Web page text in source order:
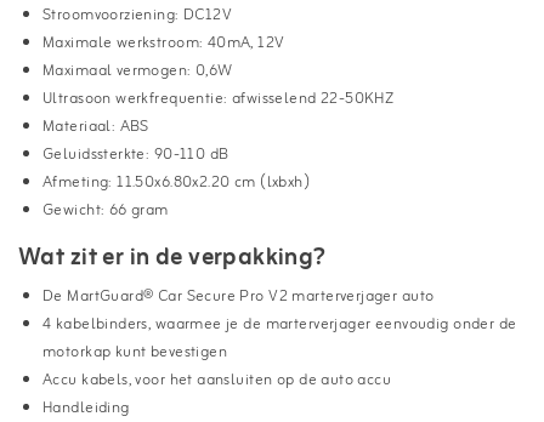
Stroomvoorziening: DC12V
Maximale werkstroom: 40mA, 12V
Maximaal vermogen: 0,6W
Ultrasoon werkfrequentie: afwisselend 22-50KHZ
Materiaal: ABS
Geluidssterkte: 90-110 dB
Afmeting: 11.50x6.80x2.20 cm (lxbxh)
Gewicht: 66 gram
Wat zit er in de verpakking?
De MartGuard® Car Secure Pro V2 marterverjager auto
4 kabelbinders, waarmee je de marterverjager eenvoudig onder de
motorkap kunt bevestigen
Accu kabels, voor het aansluiten op de auto accu
Handleiding